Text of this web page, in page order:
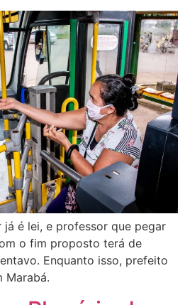
é lei, e professor que pegar
o fim proposto terá de
Enquanto isso, prefeito
Marabá.